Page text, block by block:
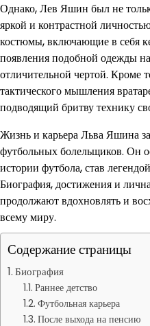
Однако, Лев Яшин был не
яркой и контрастной
костюмы, включающие в себя
появления подобной одежды
отличительной чертой. Кроме
тактического мышления
подводящий бритву технику
Жизнь и карьера Льва Яшина
футбольных болельщиков. Он
истории футбола, став
Биография, достижения и
продолжают вдохновлять и
всему миру.
Содержание страницы
Биография
Раннее детство
Футбольная карьера
После выхода на пенсию